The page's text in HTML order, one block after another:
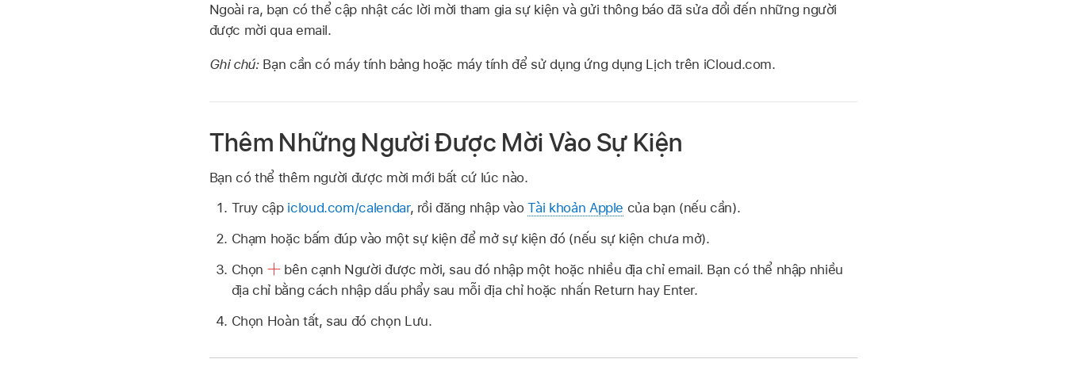
Ngoài ra, bạn có thể cập nhật các lời mời tham gia sự kiện và gửi thông báo đã sửa đổi đến những người
được mời qua email.
Ghi chú: Bạn cần có máy tính bảng hoặc máy tính để sử dụng ứng dụng Lịch trên iCloud.com.
Thêm Những Người Được Mời Vào Sự Kiện
Bạn có thể thêm người được mời mới bất cứ lúc nào.
Truy cập icloud.com/calendar, rồi đăng nhập vàoTài khoản Apple của bạn (nếu cần).
Chạm hoặc bấm đúp vào một sự kiện để mở sự kiện đó (nếu sự kiện chưa mở).
Chọn
bên cạnh Người được mời, sau đó nhập một hoặc nhiều địa chỉ email. Bạn có thể nhập nhiều
địa chỉ bằng cách nhập dấu phẩy sau mỗi địa chỉ hoặc nhấn Return hay Enter.
Chọn Hoàn tất, sau đó chọn Lưu.